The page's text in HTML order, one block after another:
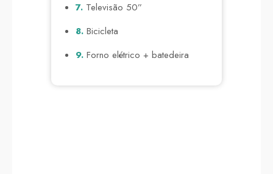
7. Televisão 50”
8. Bicicleta
9. Forno elétrico + batedeira